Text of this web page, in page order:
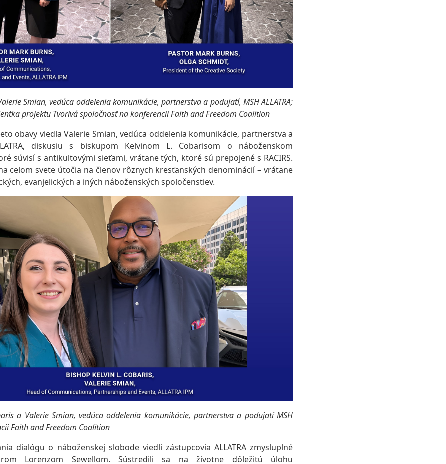
Smian, vedúca oddelenia komunikácie, partnerstva a podujatí, MSH ALLATRA;
projektu Tvorivá spoločnosť na konferencii Faith and Freedom Coalition
obavy viedla Valerie Smian, vedúca oddelenia komunikácie, partnerstva a
diskusiu s biskupom Kelvinom L. Cobarisom o náboženskom
súvisí s antikultovými sieťami, vrátane tých, ktoré sú prepojené s RACIRS.
celom svete útočia na členov rôznych kresťanských denominácií – vrátane
evanjelických a iných náboženských spoločenstiev.
a Valerie Smian, vedúca oddelenia komunikácie, partnerstva a podujatí MSH
Faith and Freedom Coalition
dialógu o náboženskej slobode viedli zástupcovia ALLATRA zmysluplné
Lorenzom Sewellom. Sústredili sa na životne dôležitú úlohu